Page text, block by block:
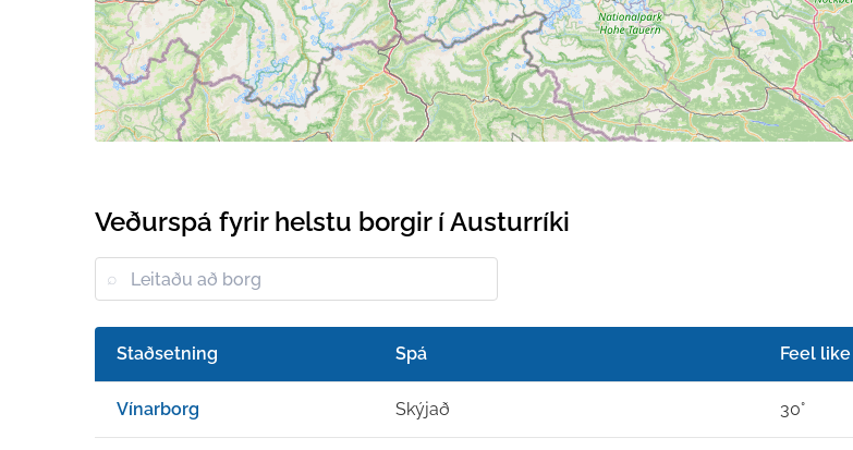
Veðurspá fyrir helstu borgir í Austurríki
Staðsetning Spá Feel like
Vínarborg Skýjað 30°